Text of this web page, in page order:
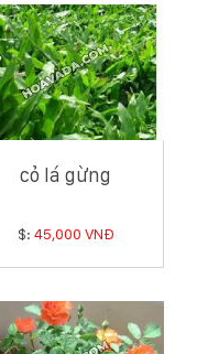
cỏ lá gừng
$: 45,000 VNĐ